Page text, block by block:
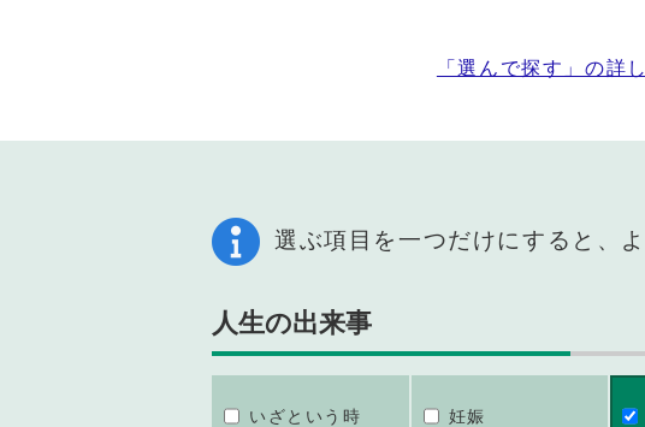
「選んで探す」の詳
選ぶ項目を一つだけにすると、
人生の出来事
いざという時 妊娠